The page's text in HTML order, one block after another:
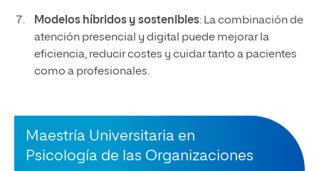
Modelos híbridos y sostenibles: La combinación de
atención presencial y digital puede mejorar la
eficiencia, reducir costes y cuidar tanto a pacientes
como a profesionales.
Maestría Universitaria en
Psicología de las Organizaciones